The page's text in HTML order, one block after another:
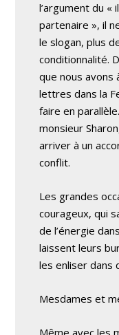
l’argument du «
partenaire », il
le slogan, plus
conditionnalité.
que nous avons
lettres dans la
faire en
monsieur
arriver à un
conflit.
Les grandes
courageux, qui
de l’énergie
laissent leurs
les enliser dans
Mesdames et
Même avec les